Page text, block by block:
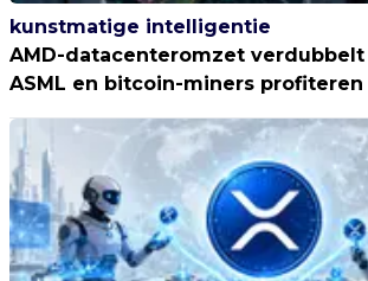
kunstmatige intelligentie
AMD-datacenteromzet
ASML en bitcoin-miners profiteren